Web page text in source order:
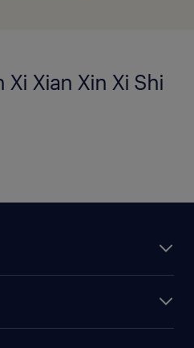
Xian Xin Xi Shi